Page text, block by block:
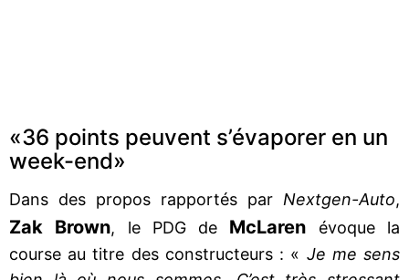
«36 points peuvent s’évaporer en un
week-end»
Dans des propos rapportés par Nextgen-Auto,
Zak Brown, le PDG de McLaren évoque la
course au titre des constructeurs : « Je me sens